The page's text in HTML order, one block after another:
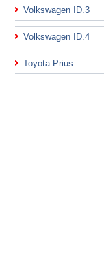
Volkswagen ID.3
Volkswagen ID.4
Toyota Prius